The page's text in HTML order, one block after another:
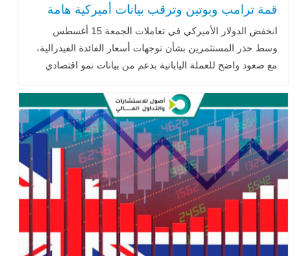
قمة ترامب وبوتين وترقب بيانات أميركية هامة
انخفض الدولار الأميركي في تعاملات الجمعة 15 أغسطس
وسط حذر المستثمرين بشأن توجهات أسعار الفائدة الفيدرالية،
مع صعود واضح للعملة اليابانية بدعم من بيانات نمو اقتصادي